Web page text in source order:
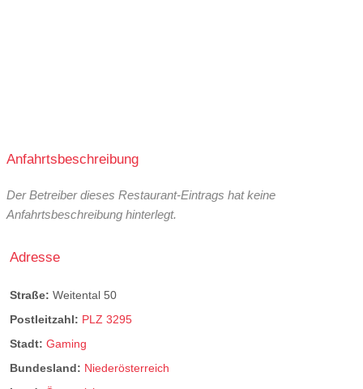
Anfahrtsbeschreibung
Der Betreiber dieses Restaurant-Eintrags hat keine
Anfahrtsbeschreibung hinterlegt.
Adresse
Straße: Weitental 50
Postleitzahl: PLZ 3295
Stadt: Gaming
Bundesland: Niederösterreich